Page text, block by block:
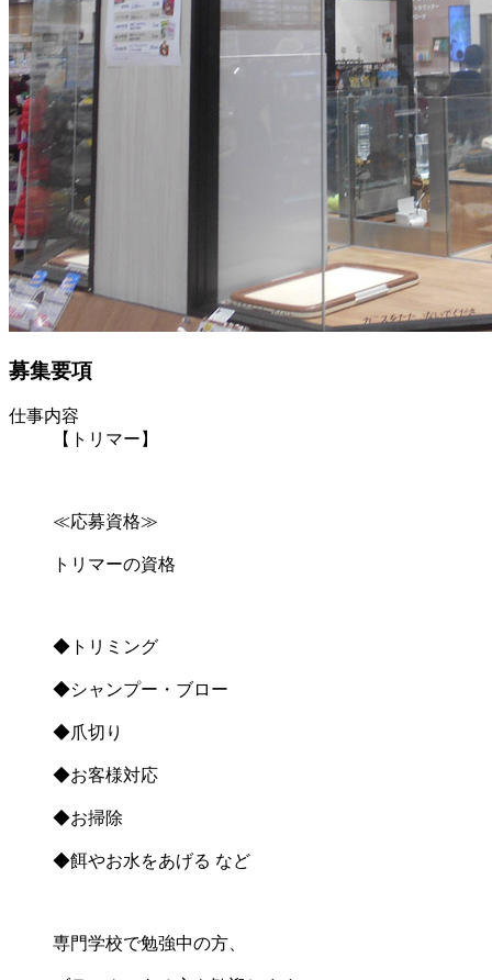
募集要項
仕事内容
【トリマー】
≪応募資格≫
トリマーの資格
◆トリミング
◆シャンプー・ブロー
◆爪切り
◆お客様対応
◆お掃除
◆餌やお水をあげる など
専門学校で勉強中の方、